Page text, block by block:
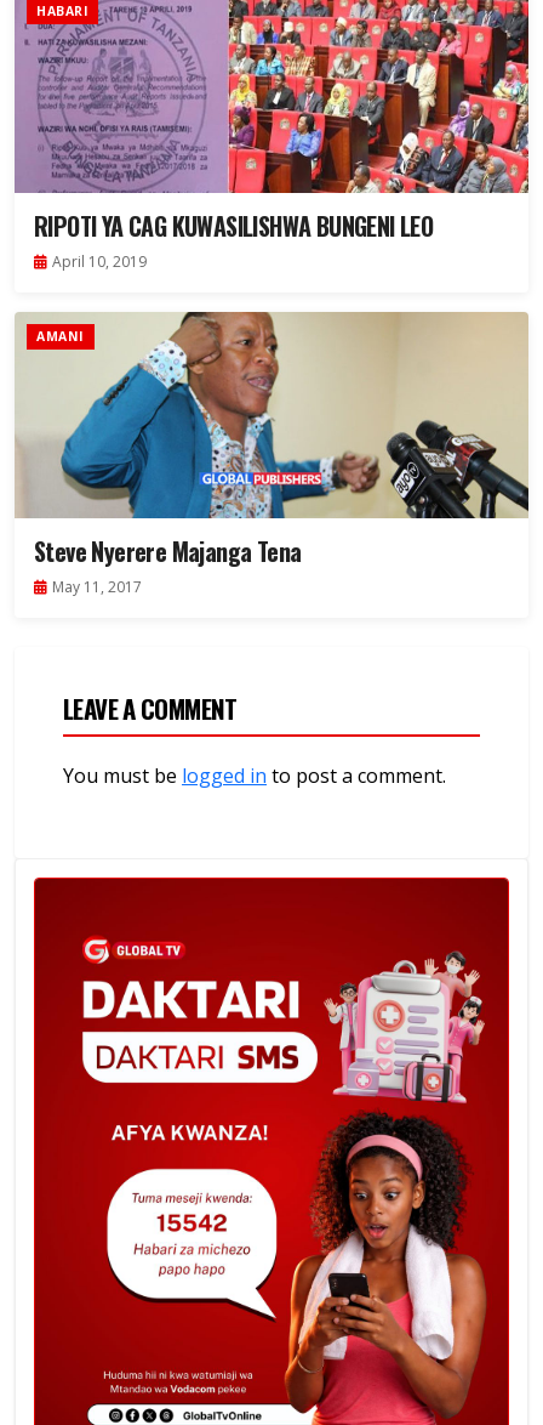
HABARI
RIPOTI YA CAG KUWASILISHWA BUNGENI LEO
April 10, 2019
AMANI
Steve Nyerere Majanga Tena
May 11, 2017
LEAVE A COMMENT
You must be logged in to post a comment.